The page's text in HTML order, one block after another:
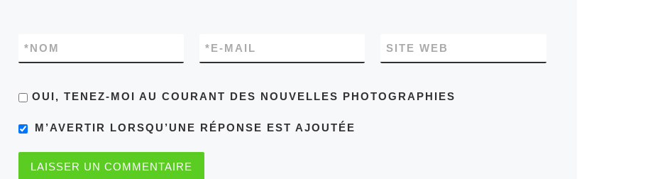
NOM
* E-MAIL
* SITE WEB
OUI, TENEZ-MOI AU COURANT DES NOUVELLES PHOTOGRAPHIES
M’AVERTIR LORSQU’UNE RÉPONSE EST AJOUTÉE